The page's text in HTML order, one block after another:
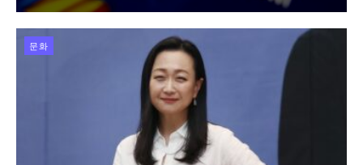
문화